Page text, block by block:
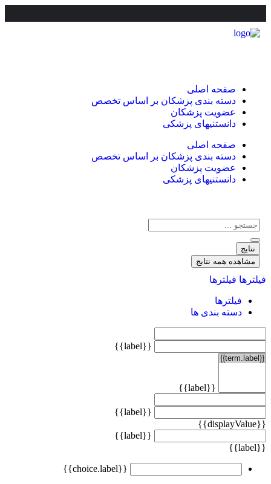
صفحه اصلی
دسته بندی پزشکان بر اساس تخصص
عضویت پزشکان
دانستنیهای پزشکی
صفحه اصلی
دسته بندی پزشکان بر اساس تخصص
عضویت پزشکان
دانستنیهای پزشکی
نتایج
مشاهده همه نتایج
فیلترها فیلترها
فیلترها
دسته بندی ها
{{label}}
{{label}}
{{label}}
{{displayValue}}
{{label}}
{{label}}
{{choice.label}}